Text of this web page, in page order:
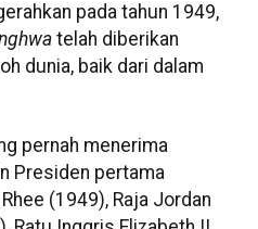
pada tahun 1949,
telah diberikan
dunia, baik dari dalam
pernah menerima
Presiden pertama
(1949), Raja Jordan